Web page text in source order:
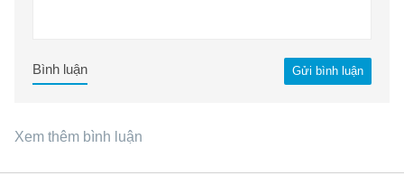
Gửi bình luận
Bình luận
Xem thêm bình luận